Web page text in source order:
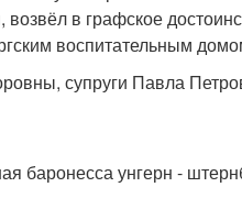
в графское
воспитательным
супруги Павла
баронесса унгерн -